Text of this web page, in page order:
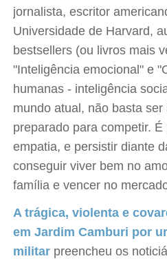
jornalista, escritor
Universidade de Harvard,
bestsellers (ou livros mais
"Inteligência emocional" e
humanas - inteligência
mundo atual, não basta
preparado para competir.
empatia, e persistir diante
conseguir viver bem no
família e vencer no
A trágica, violenta e
em Jardim Camburi por
militar preencheu os